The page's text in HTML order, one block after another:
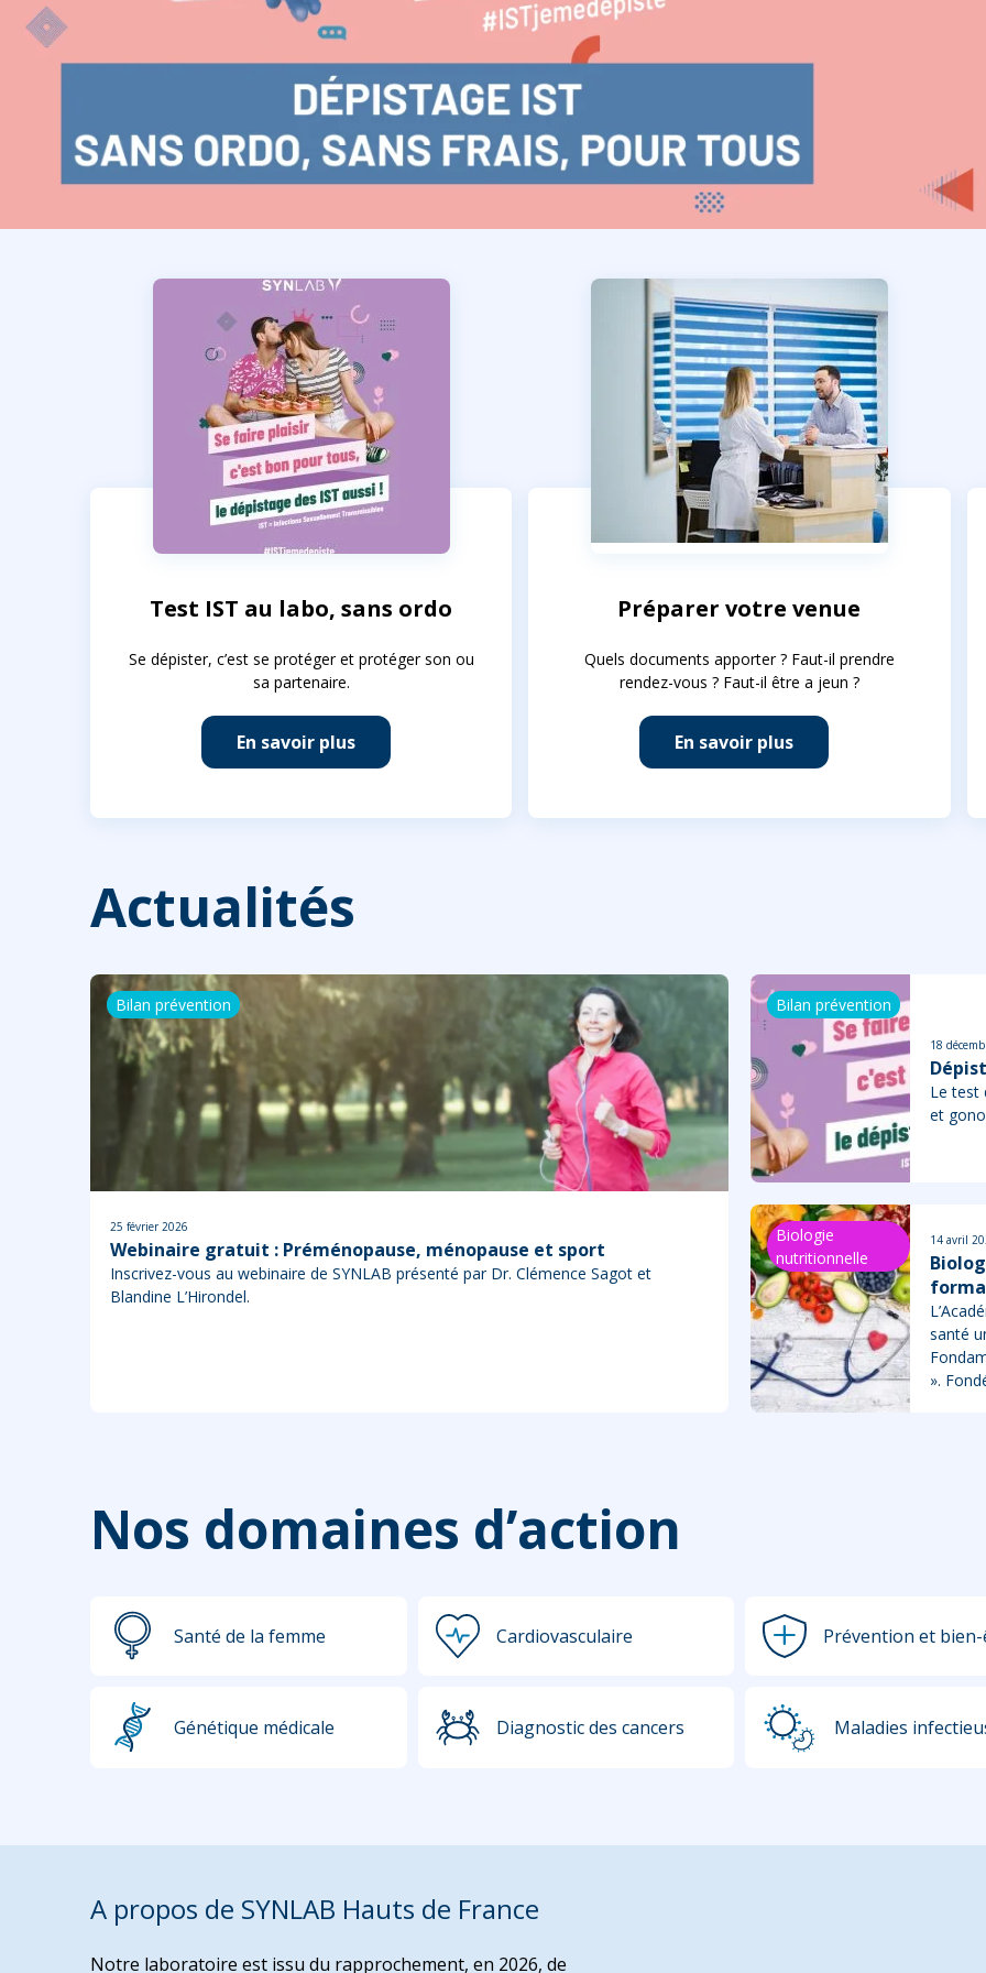
Test IST au labo, sans ordo
Se dépister, c’est se protéger et protéger son ou
sa partenaire.
En savoir plus
Préparer votre venue
Quels documents apporter ? Faut-il prendre
rendez-vous ? Faut-il être a jeun ?
En savoir plus
Actualités
Bilan prévention
25 février 2026
Webinaire gratuit : Préménopause, ménopause et sport
Inscrivez-vous au webinaire de SYNLAB présenté par Dr. Clémence Sagot et
Blandine L’Hirondel.
Bilan prévention
18
Le test
et
Biologie
nutritionnelle
14 avril
santé
».
Nos domaines d’action
Santé de la femme Cardiovasculaire Prévention et
Génétique médicale Diagnostic des cancers Maladies
A propos de SYNLAB Hauts de France
Notre laboratoire est issu du rapprochement, en 2026, de